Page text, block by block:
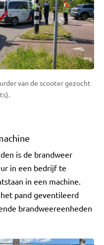
van de scooter gezocht
is de brandweer
in een bedrijf te
in een machine.
pand geventileerd
brandweereenheden